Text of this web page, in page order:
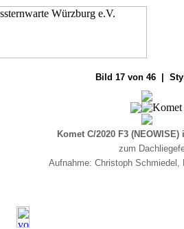
Bild 17 von 46 |
Komet C/2020 F3
zum
Aufnahme: Christoph